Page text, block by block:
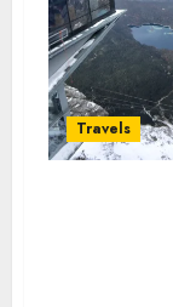
Travels